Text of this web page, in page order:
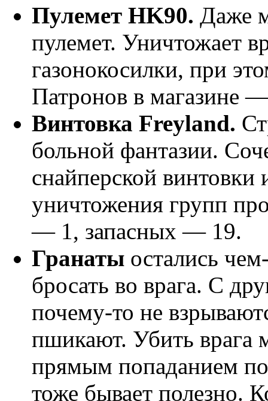
Пулемет HK90. Даже
пулемет. Уничтожает
газонокосилки, при
Патронов в магазине
Винтовка Freyland.
больной фантазии.
снайперской винтовки
уничтожения групп
— 1, запасных — 19.
Гранаты остались
бросать во врага. С
почему-то не
пшикают. Убить врага
прямым попаданием по
тоже бывает полезно.